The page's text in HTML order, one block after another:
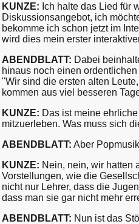
KUNZE: Ich halte das Lied für
Diskussionsangebot, ich
bekomme ich schon jetzt im
wird dies mein erster
ABENDBLATT: Dabei
hinaus noch einen
"Wir sind die ersten alten
kommen aus viel besseren
KUNZE: Das ist meine
mitzuerleben. Was muss sich
ABENDBLATT: Aber
KUNZE: Nein, nein, wir hatten
Vorstellungen, wie die
nicht nur Lehrer, dass die
dass man sie gar nicht mehr
ABENDBLATT: Nun ist das